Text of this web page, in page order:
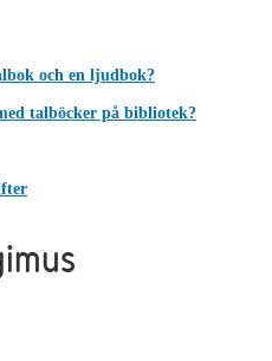
och en ljudbok?
talböcker på bibliotek?